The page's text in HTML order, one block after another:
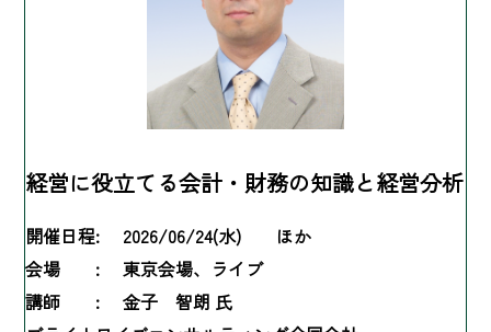
経営に役立てる会計・財務の知識と経営分析
開催日程:
2026/06/24(水) ほか
会場 :
東京会場、ライブ
講師 :
金子 智朗 氏